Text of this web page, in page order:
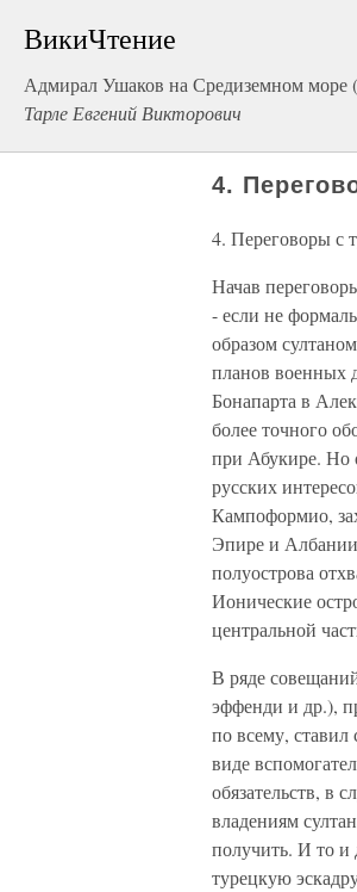
ВикиЧтение
Адмирал Ушаков на Средиземном море
Тарле Евгений Викторович
4.
4. Переговоры с
Начав
- если не
образом
планов военных
Бонапарта в
более точного
при Абукире. Но
русских
Кампоформио,
Эпире и
полуострова
Ионические
центральной
В ряде
эффенди и др.),
по всему,
виде
обязательств, в
владениям
получить. И то и
турецкую